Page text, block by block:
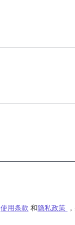
使用条款 和隐私政策